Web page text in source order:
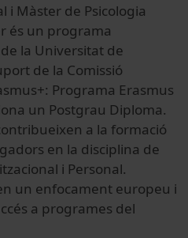
i Màster de Psicologia
és un programa
la Universitat de
de la Comissió
+: Programa Erasmus
un Postgrau Diploma.
a la formació
en la disciplina de
i Personal.
un enfocament europeu i
a programes del